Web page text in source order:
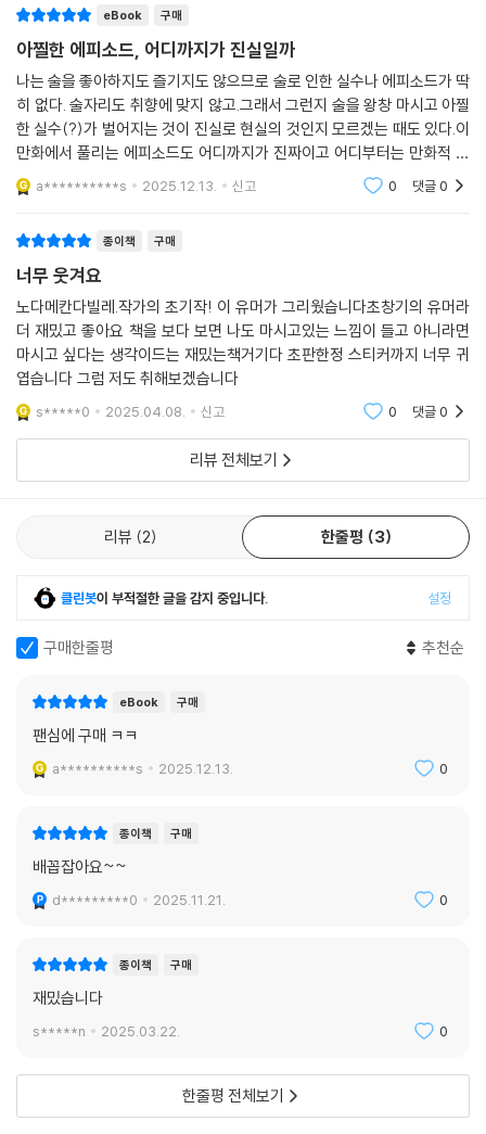
eBook 구매
아찔한 에피소드, 어디까지가 진실일까
나는 술을 좋아하지도 즐기지도 않으므로 술로 인한 실수나 에피소드가 딱
히 없다. 술자리도 취향에 맞지 않고.그래서 그런지 술을 왕창 마시고 아찔
한 실수(?)가 벌어지는 것이 진실로 현실의 것인지 모르겠는 때도 있다.이
만화에서 풀리는 에피소드도 어디까지가 진짜이고 어디부터는 만화적 허
용이려나.그러나 현실이 드라마보다 더하다고 했으니 영 없는 이야기만도
아니기야 하겠지
a**********s 2025.12.13. 신고 0 댓글0
종이책 구매
너무 웃겨요
노다메칸다빌레.작가의 초기작! 이 유머가 그리웠습니다초창기의 유머라
더 재밌고 좋아요 책을 보다 보면 나도 마시고있는 느낌이 들고 아니라면
마시고 싶다는 생각이드는 재밌는책거기다 초판한정 스티커까지 너무 귀
엽습니다 그럼 저도 취해보겠습니다
s*****0 2025.04.08. 신고 0 댓글0
리뷰 전체보기
리뷰 2 한줄평 3
클린봇이 부적절한 글을 감지 중입니다. 설정
구매한줄평 추천순
eBook 구매
팬심에 구매 ㅋㅋ
a**********s 2025.12.13. 0
종이책 구매
배꼽잡아요~~
d*********0 2025.11.21. 0
종이책 구매
재밌습니다
s*****n 2025.03.22. 0
한줄평 전체보기